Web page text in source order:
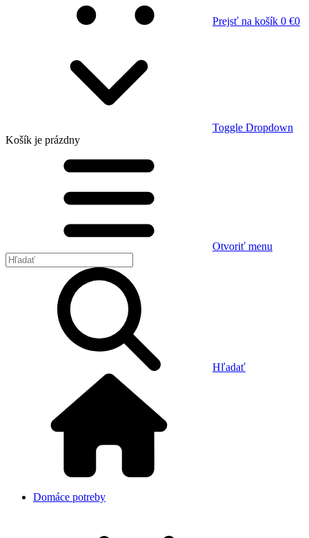
Prejsť na košík 0 €0
Toggle Dropdown
Košík je prázdny
Otvoriť menu
Hľadať
Domáce potreby